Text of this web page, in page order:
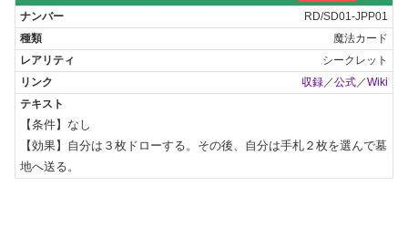
RD/SD01-JPP01
魔法カード
シークレット
収録 ／公式 ／Wiki
【条件】なし
【効果】自分は３枚ドローする。その後、自分は手札２枚を選んで墓
地へ送る。